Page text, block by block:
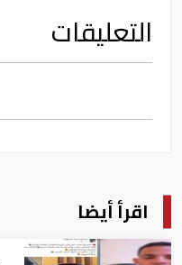
التعليقات
اقرأ أيضا